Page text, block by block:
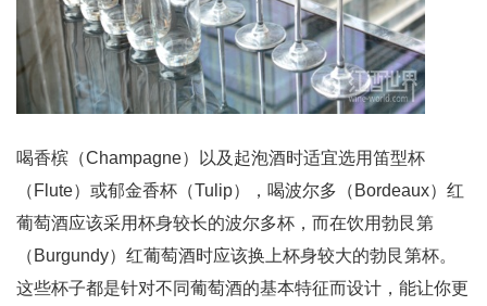
喝香槟（Champagne）以及起泡酒时适宜选用笛型杯
（Flute）或郁金香杯（Tulip），喝波尔多（Bordeaux）红
葡萄酒应该采用杯身较长的波尔多杯，而在饮用勃艮第
（Burgundy）红葡萄酒时应该换上杯身较大的勃艮第杯。
这些杯子都是针对不同葡萄酒的基本特征而设计，能让你更